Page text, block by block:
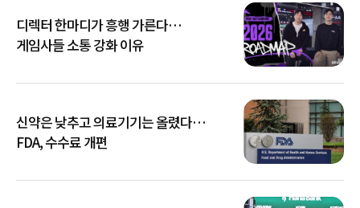
디렉터 한마디가 흥행 가른다…
게임사들 소통 강화 이유
신약은 낮추고 의료기기는 올렸다…
FDA, 수수료 개편